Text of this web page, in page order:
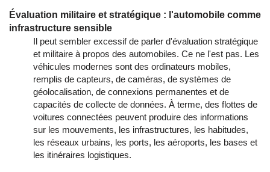
Évaluation militaire et stratégique : l'automobile comme
infrastructure sensible
Il peut sembler excessif de parler d'évaluation stratégique
et militaire à propos des automobiles. Ce ne l'est pas. Les
véhicules modernes sont des ordinateurs mobiles,
remplis de capteurs, de caméras, de systèmes de
géolocalisation, de connexions permanentes et de
capacités de collecte de données. À terme, des flottes de
voitures connectées peuvent produire des informations
sur les mouvements, les infrastructures, les habitudes,
les réseaux urbains, les ports, les aéroports, les bases et
les itinéraires logistiques.